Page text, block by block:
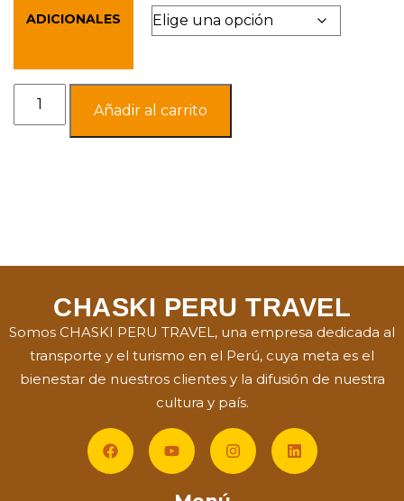
ADICIONALES
Añadir al carrito
CHASKI PERU TRAVEL
Somos CHASKI PERU TRAVEL, una empresa dedicada al
transporte y el turismo en el Perú, cuya meta es el
bienestar de nuestros clientes y la difusión de nuestra
cultura y país.